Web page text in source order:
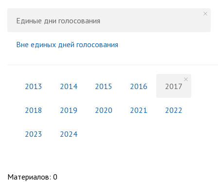
Единые дни голосования
Вне единых дней голосования
2013 2014 2015 2016 2017
2018 2019 2020 2021 2022
2023 2024
Материалов: 0